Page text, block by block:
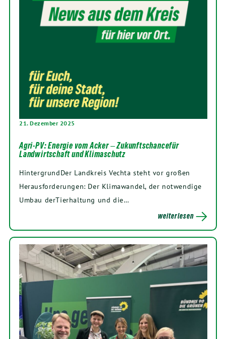
21. Dezember 2025
Agri-PV: Energie vom Acker ‒ Zukunftschancefür
Landwirtschaft und Klimaschutz
HintergrundDer Landkreis Vechta steht vor großen
Herausforderungen: Der Klimawandel, der notwendige
Umbau derTierhaltung und die…
weiterlesen